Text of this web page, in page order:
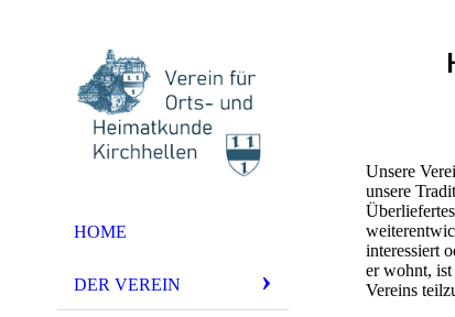
HOME
DER VEREIN
Unsere
unsere
interessiert
er wohnt, ist
Vereins